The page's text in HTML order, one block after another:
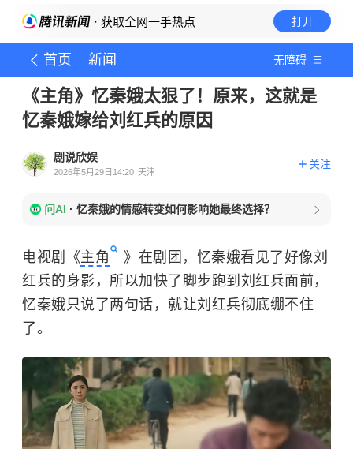
· 获取全网一手热点 打开
首页 新闻 无障碍
《主角》忆秦娥太狠了！原来，这就是
忆秦娥嫁给刘红兵的原因
剧说欣娱
2026年5月29日14:20 天津
关注
问AI · 忆秦娥的情感转变如何影响她最终选择？
电视剧《主角
》在剧团，忆秦娥看见了好像刘
红兵的身影，所以加快了脚步跑到刘红兵面前，
忆秦娥只说了两句话，就让刘红兵彻底绷不住
了。